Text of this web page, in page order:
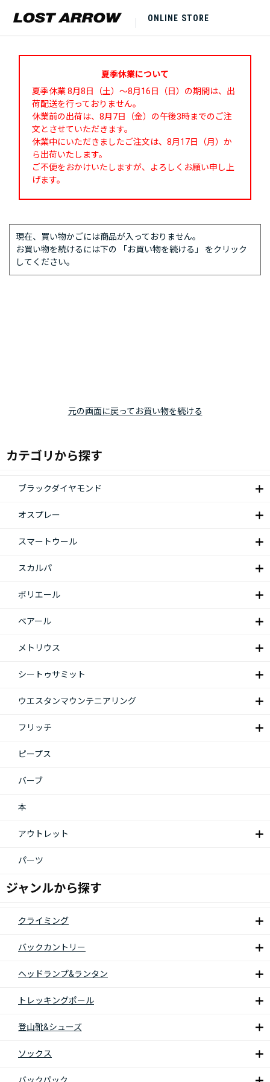
ONLINE STORE
夏季休業について
夏季休業 8月8日（土）～8月16日（日）の期間は、出
荷配送を行っておりません。
休業前の出荷は、8月7日（金）の午後3時までのご注
文とさせていただきます。
休業中にいただきましたご注文は、8月17日（月）か
ら出荷いたします。
ご不便をおかけいたしますが、よろしくお願い申し上
げます。
現在、買い物かごには商品が入っておりません。
お買い物を続けるには下の 「お買い物を続ける」 をクリック
してください。
元の画面に戻ってお買い物を続ける
カテゴリから探す
ブラックダイヤモンド
オスプレー
スマートウール
スカルパ
ボリエール
ベアール
メトリウス
シートゥサミット
ウエスタンマウンテニアリング
フリッチ
ピープス
バーブ
本
アウトレット
パーツ
ジャンルから探す
クライミング
バックカントリー
ヘッドランプ&ランタン
トレッキングポール
登山靴&シューズ
ソックス